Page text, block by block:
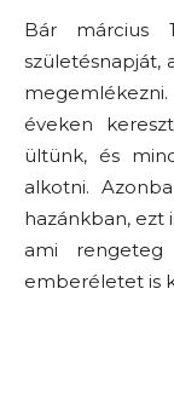
Bár március
születésnapját,
megemlékezni.
éveken
ültünk, és
alkotni.
hazánkban, ezt
ami
emberéletet is